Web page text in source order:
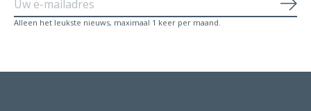
Alleen het leukste nieuws, maximaal 1 keer per maand.